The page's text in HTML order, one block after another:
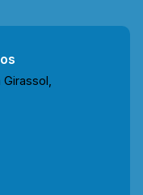
agende a sua
3475-4546
mudança!